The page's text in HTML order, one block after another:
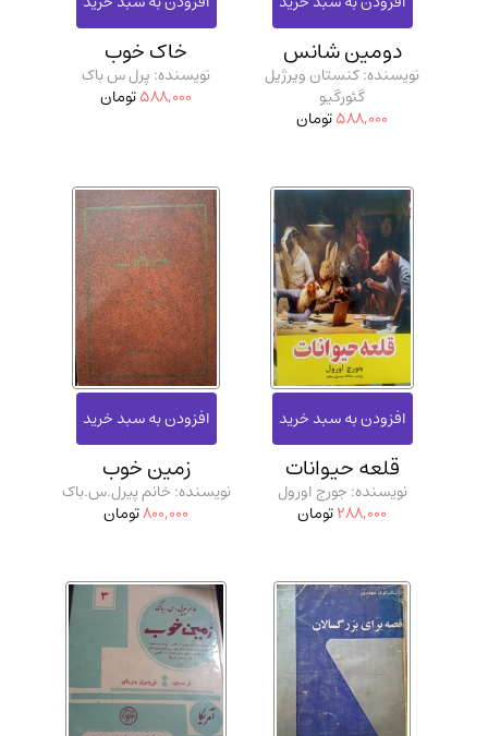
دومین شانس
نویسنده: کنستان ویرژیل
گئورگیو
588,000تومان
خاک خوب
نویسنده: پرل س باک
588,000تومان
قلعه حیوانات
نویسنده: جورج اورول
288,000تومان
زمین خوب
نویسنده: خانم پیرل.س.باک
800,000تومان